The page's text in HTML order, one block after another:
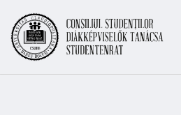
Skip
to
content